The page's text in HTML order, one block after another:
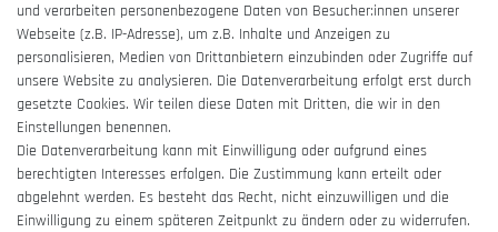
Impressum
Barrierefreiheitserklärung
Vertrag widerrufen
und verarbeiten personenbezogene Daten von Besucher:innen unserer
Webseite (z.B. IP-Adresse), um z.B. Inhalte und Anzeigen zu
personalisieren, Medien von Drittanbietern einzubinden oder Zugriffe auf
unsere Website zu analysieren. Die Datenverarbeitung erfolgt erst durch
gesetzte Cookies. Wir teilen diese Daten mit Dritten, die wir in den
Einstellungen benennen.
Die Datenverarbeitung kann mit Einwilligung oder aufgrund eines
berechtigten Interesses erfolgen. Die Zustimmung kann erteilt oder
abgelehnt werden. Es besteht das Recht, nicht einzuwilligen und die
Einwilligung zu einem späteren Zeitpunkt zu ändern oder zu widerrufen.